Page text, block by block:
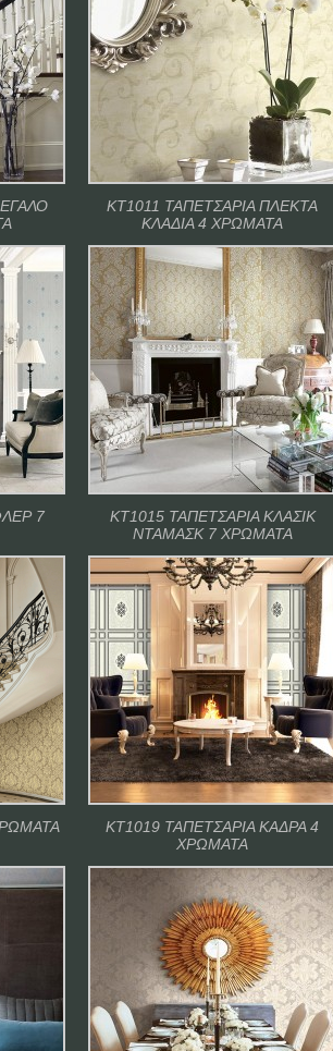
ΚΤ1011 ΤΑΠΕΤΣΑΡΙΑ ΠΛΕΚΤΑ
ΚΛΑΔΙΑ 4 ΧΡΩΜΑΤΑ
7
ΚΤ1015 ΤΑΠΕΤΣΑΡΙΑ ΚΛΑΣΙΚ
ΝΤΑΜΑΣΚ 7 ΧΡΩΜΑΤΑ
ΚΤ1019 ΤΑΠΕΤΣΑΡΙΑ ΚΑΔΡΑ 4
ΧΡΩΜΑΤΑ